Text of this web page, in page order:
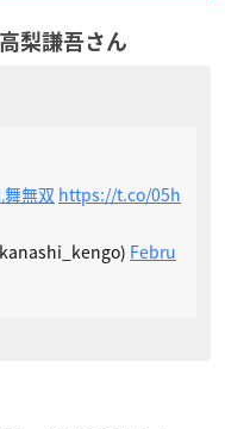
梨謙吾さん
無双 https://t.co/05h
Febru